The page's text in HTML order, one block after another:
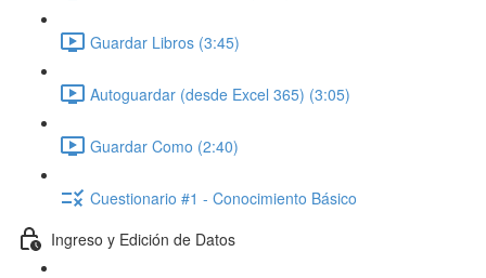
Guardar Libros (3:45)
Autoguardar (desde Excel 365) (3:05)
Guardar Como (2:40)
Cuestionario #1 - Conocimiento Básico
Ingreso y Edición de Datos